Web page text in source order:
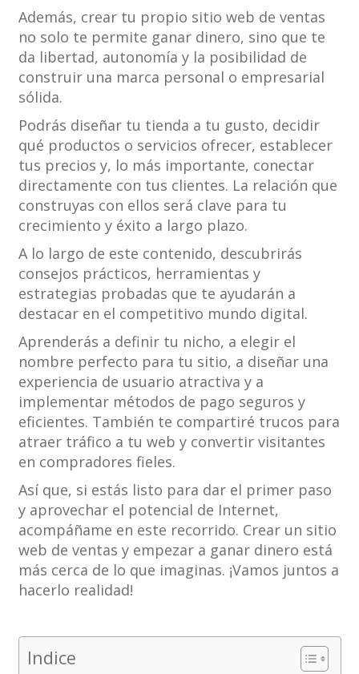
Además, crear tu propio sitio web de ventas
no solo te permite ganar dinero, sino que te
da libertad, autonomía y la posibilidad de
construir una marca personal o empresarial
sólida.
Podrás diseñar tu tienda a tu gusto, decidir
qué productos o servicios ofrecer, establecer
tus precios y, lo más importante, conectar
directamente con tus clientes. La relación que
construyas con ellos será clave para tu
crecimiento y éxito a largo plazo.
A lo largo de este contenido, descubrirás
consejos prácticos, herramientas y
estrategias probadas que te ayudarán a
destacar en el competitivo mundo digital.
Aprenderás a definir tu nicho, a elegir el
nombre perfecto para tu sitio, a diseñar una
experiencia de usuario atractiva y a
implementar métodos de pago seguros y
eficientes. También te compartiré trucos para
atraer tráfico a tu web y convertir visitantes
en compradores fieles.
Así que, si estás listo para dar el primer paso
y aprovechar el potencial de Internet,
acompáñame en este recorrido. Crear un sitio
web de ventas y empezar a ganar dinero está
más cerca de lo que imaginas. ¡Vamos juntos a
hacerlo realidad!
Indice